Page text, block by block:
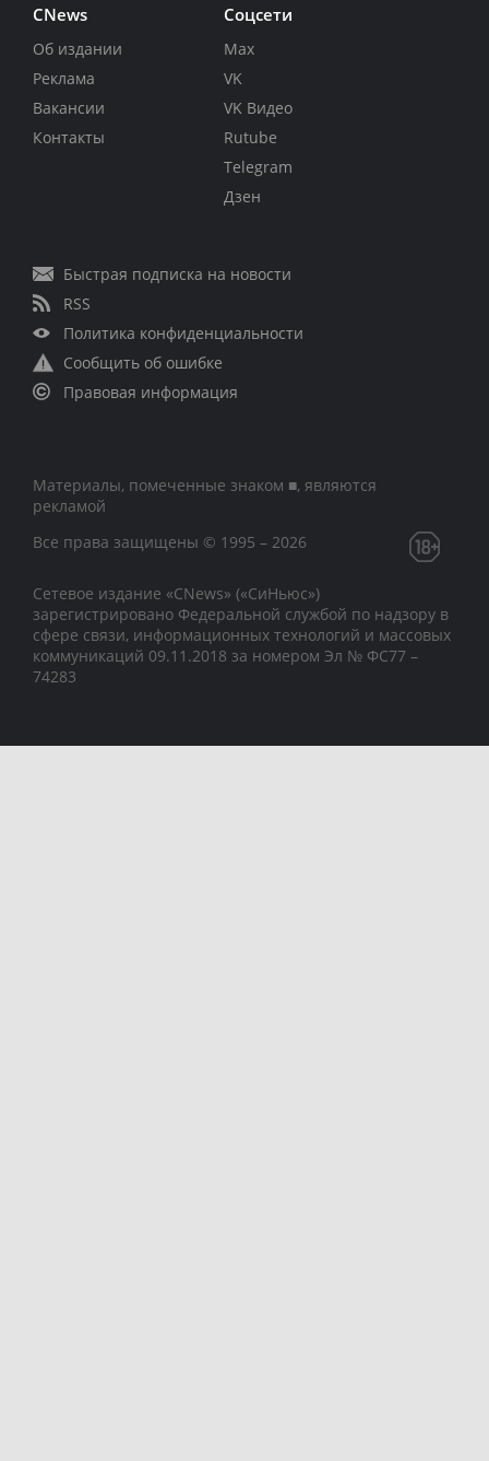
CNews
Об издании
Реклама
Вакансии
Контакты
Соцсети
Max
VK
VK Видео
Rutube
Telegram
Дзен
Быстрая подписка на новости
RSS
Политика конфиденциальности
Сообщить об ошибке
Правовая информация
Материалы, помеченные знаком ■, являются
рекламой
Все права защищены © 1995 – 2026
Сетевое издание «CNews» («СиНьюс»)
зарегистрировано Федеральной службой по надзору в
сфере связи, информационных технологий и массовых
коммуникаций 09.11.2018 за номером Эл № ФС77 –
74283